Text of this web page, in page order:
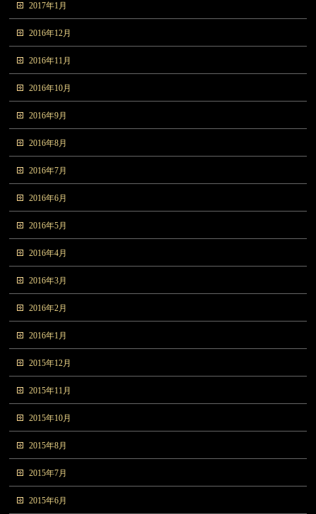
2017年1月
2016年12月
2016年11月
2016年10月
2016年9月
2016年8月
2016年7月
2016年6月
2016年5月
2016年4月
2016年3月
2016年2月
2016年1月
2015年12月
2015年11月
2015年10月
2015年8月
2015年7月
2015年6月